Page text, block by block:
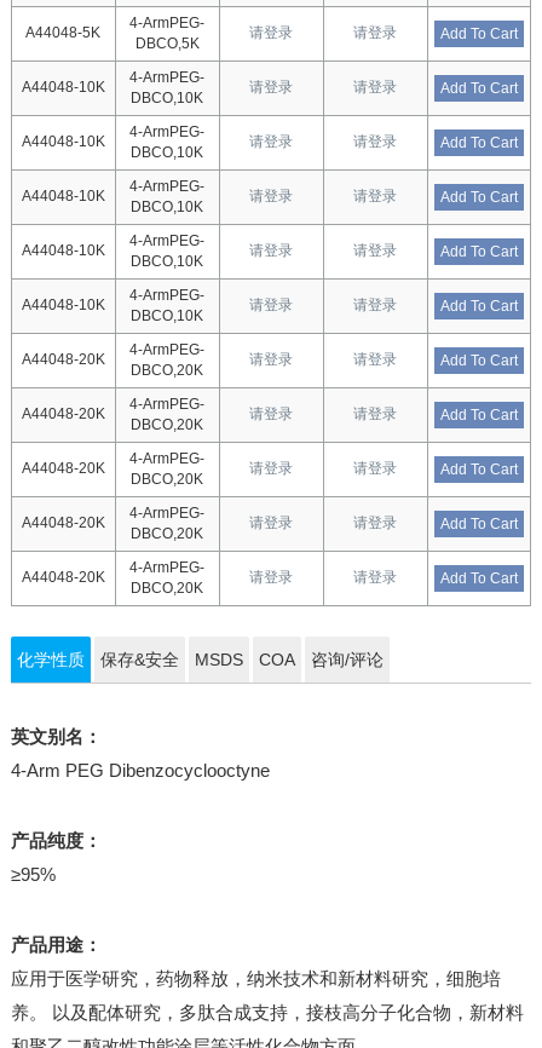
A44048-5K
4-ArmPEG-
DBCO,5K
请登录 请登录 Add To Cart
A44048-10K
4-ArmPEG-
DBCO,10K
请登录 请登录 Add To Cart
A44048-10K
4-ArmPEG-
DBCO,10K
请登录 请登录 Add To Cart
A44048-10K
4-ArmPEG-
DBCO,10K
请登录 请登录 Add To Cart
A44048-10K
4-ArmPEG-
DBCO,10K
请登录 请登录 Add To Cart
A44048-10K
4-ArmPEG-
DBCO,10K
请登录 请登录 Add To Cart
A44048-20K
4-ArmPEG-
DBCO,20K
请登录 请登录 Add To Cart
A44048-20K
4-ArmPEG-
DBCO,20K
请登录 请登录 Add To Cart
A44048-20K
4-ArmPEG-
DBCO,20K
请登录 请登录 Add To Cart
A44048-20K
4-ArmPEG-
DBCO,20K
请登录 请登录 Add To Cart
A44048-20K
4-ArmPEG-
DBCO,20K
请登录 请登录 Add To Cart
化学性质 保存&安全 MSDS COA 咨询/评论
英文别名：
4-Arm PEG Dibenzocyclooctyne
产品纯度：
≥95%
产品用途：
应用于医学研究，药物释放，纳米技术和新材料研究，细胞培
养。 以及配体研究，多肽合成支持，接枝高分子化合物，新材料